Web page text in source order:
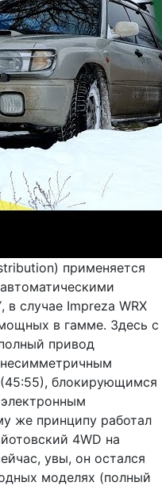
применяется
в случае Impreza WRX
в гамме. Здесь с
привод
блокирующимся
же принципу работал
4WD на
увы, он остался
моделях (полный